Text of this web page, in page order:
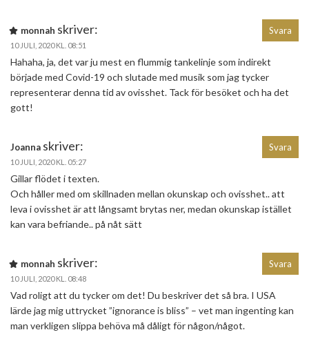
monnah skriver:
10 JULI, 2020 KL. 08:51
Hahaha, ja, det var ju mest en flummig tankelinje som indirekt
började med Covid-19 och slutade med musik som jag tycker
representerar denna tid av ovisshet. Tack för besöket och ha det
gott!
Svara
Joanna skriver:
10 JULI, 2020 KL. 05:27
Gillar flödet i texten.
Och håller med om skillnaden mellan okunskap och ovisshet.. att
leva i ovisshet är att långsamt brytas ner, medan okunskap istället
kan vara befriande.. på nåt sätt
Svara
monnah skriver:
10 JULI, 2020 KL. 08:48
Vad roligt att du tycker om det! Du beskriver det så bra. I USA
lärde jag mig uttrycket ”ignorance is bliss” – vet man ingenting kan
man verkligen slippa behöva må dåligt för någon/något.
Svara